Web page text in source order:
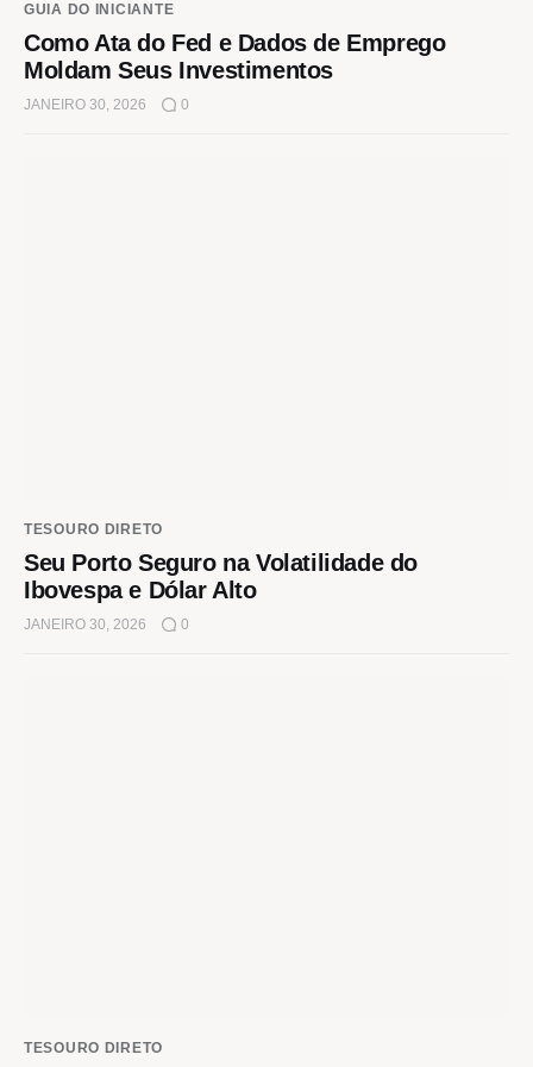
GUIA DO INICIANTE
Como Ata do Fed e Dados de Emprego
Moldam Seus Investimentos
JANEIRO 30, 2026 0
TESOURO DIRETO
Seu Porto Seguro na Volatilidade do
Ibovespa e Dólar Alto
JANEIRO 30, 2026 0
TESOURO DIRETO